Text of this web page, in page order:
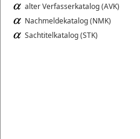
alter Verfasserkatalog (AVK)
Nachmeldekatalog (NMK)
Sachtitelkatalog (STK)